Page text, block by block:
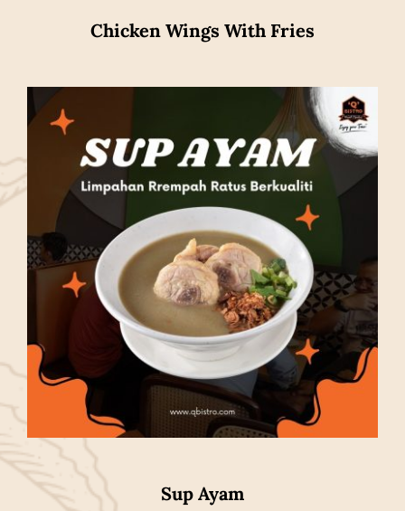
Chicken Wings With Fries
Sup Ayam